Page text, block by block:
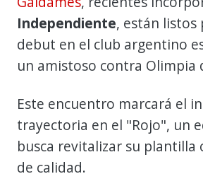
Independiente, están listos
debut en el club argentino
un amistoso contra Olimpia
Este encuentro marcará el
trayectoria en el "Rojo", un
busca revitalizar su plantilla
de calidad.